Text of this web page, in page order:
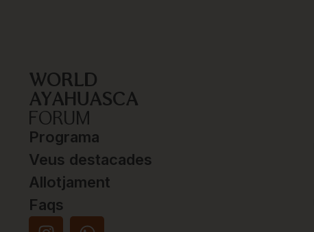
WORLD
AYAHUASCA
FORUM
Programa
Veus destacades
Allotjament
Faqs